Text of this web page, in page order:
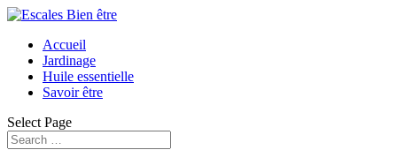
Accueil
Jardinage
Huile essentielle
Savoir être
Select Page